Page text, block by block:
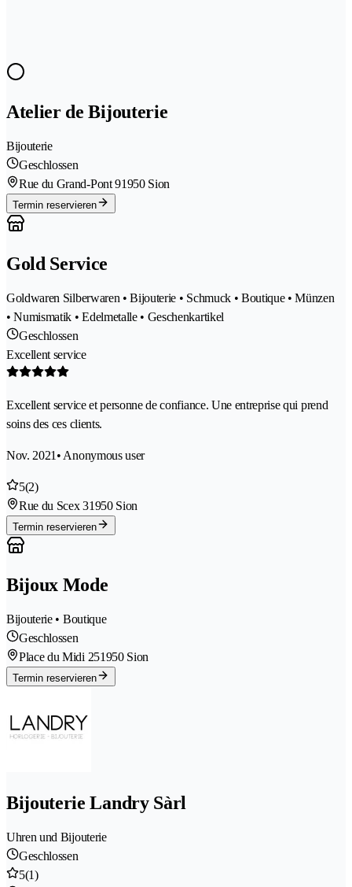
Atelier de Bijouterie
Bijouterie
Geschlossen
Rue du Grand-Pont 91950 Sion
Termin reservieren
Gold Service
Goldwaren Silberwaren • Bijouterie • Schmuck • Boutique • Münzen
• Numismatik • Edelmetalle • Geschenkartikel
Geschlossen
Excellent service
Excellent service et personne de confiance. Une entreprise qui prend
soins des ces clients.
Nov. 2021 • Anonymous user
5(2)
Rue du Scex 31950 Sion
Termin reservieren
Bijoux Mode
Bijouterie • Boutique
Geschlossen
Place du Midi 251950 Sion
Termin reservieren
Bijouterie Landry Sàrl
Uhren und Bijouterie
Geschlossen
5(1)